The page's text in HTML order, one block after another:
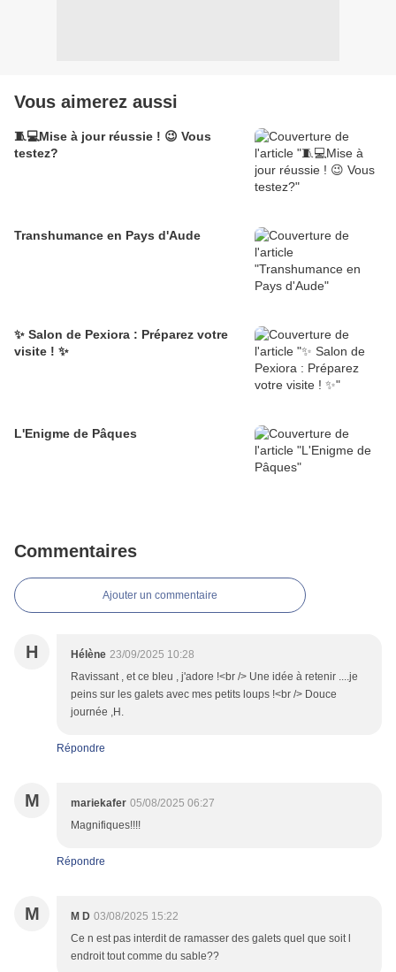
Vous aimerez aussi
🧵💻Mise à jour réussie ! 😉 Vous
testez?
Transhumance en Pays d'Aude
✨ Salon de Pexiora : Préparez votre
visite ! ✨
L'Enigme de Pâques
Commentaires
Ajouter un commentaire
H Hélène 23/09/2025 10:28
Ravissant , et ce bleu , j'adore !<br /> Une idée à retenir ....je
peins sur les galets avec mes petits loups !<br /> Douce
journée ,H.
Répondre
M mariekafer 05/08/2025 06:27
Magnifiques!!!!
Répondre
M M D 03/08/2025 15:22
Ce n est pas interdit de ramasser des galets quel que soit l
endroit tout comme du sable??